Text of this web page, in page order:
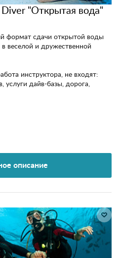
Diver "Открытая вода"
формат сдачи открытой воды
веселой и дружественной
инструктора, не входят:
услуги дайв-базы, дорога,
описание